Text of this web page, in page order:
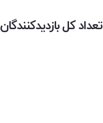
تعداد کل بازدیدکنندگان